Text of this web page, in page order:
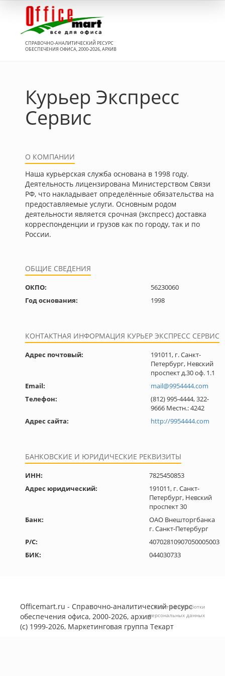
СПРАВОЧНО-АНАЛИТИЧЕСКИЙ РЕСУРС
ОБЕСПЕЧЕНИЯ ОФИСА, 2000-2026, АРХИВ
Курьер Экспресс
Сервис
О КОМПАНИИ
Наша курьерская служба основана в 1998 году.
Деятельность лицензирована Министерством Связи
РФ, что накладывает определённые обязательства на
предоставляемые услуги. Основным родом
деятельности является срочная (экспресс) доставка
корреспонденции и грузов как по городу, так и по
России.
ОБЩИЕ СВЕДЕНИЯ
ОКПО:
56230060
Год основания:
1998
КОНТАКТНАЯ ИНФОРМАЦИЯ КУРЬЕР ЭКСПРЕСС СЕРВИС
Адрес почтовый:
191011, г. Санкт-
Петербург, Невский
проспект д.30 оф. 1.1
Email:
mail@9954444.com
Телефон:
(812) 995-4444, 322-
9666 Местн.: 4242
Адрес сайта:
http://9954444.com
БАНКОВСКИЕ И ЮРИДИЧЕСКИЕ РЕКВИЗИТЫ
ИНН:
7825450853
Адрес юридический:
191011, г. Санкт-
Петербург, Невский
проспект 30
Банк:
ОАО Внешторгбанка
г. Санкт-Петербург
Р/С:
40702810907050005003
БИК:
044030733
Officemart.ru - Справочно-аналитический ресурс
обеспечения офиса, 2000-2026, архив
(с) 1999-2026, Маркетинговая группа Текарт
Политика обработки
персональных данных